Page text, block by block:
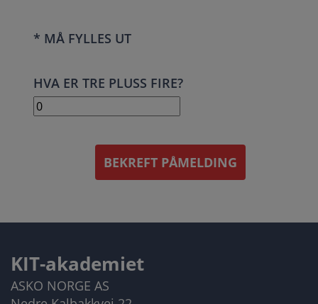
* MÅ FYLLES UT
HVA ER TRE PLUSS FIRE?
BEKREFT PÅMELDING
KIT-akademiet
ASKO NORGE AS